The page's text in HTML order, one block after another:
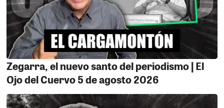
política nadie tiene la corona asegurada, menos alguien
con más humo que propuestas. Y a los empresarios y
financistas que ya están soltando plata para su
campaña, les dejamos una recomendación: no gasten
pólvora en gallinazo. Porque podrían terminar
invirtiendo millones en un candidato que ni siquiera
llegue vivo a la línea de partida.
CAMPAÑA MÉDICA DE IMPACTO NACIONAL. El
Zegarra, el nuevo santo del periodismo | El
Ojo del Cuervo 5 de agosto 2026